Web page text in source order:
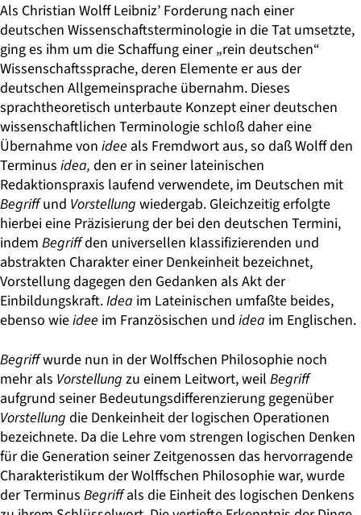
Als Christian Wolff Leibniz’ Forderung nach einer
deutschen Wissenschaftsterminologie in die Tat umsetzte,
ging es ihm um die Schaffung einer „rein deutschen“
Wissenschafts­sprache, deren Elemente er aus der
deutschen Allgemeinsprache übernahm. Dieses
sprachtheoretisch unterbaute Konzept einer deutschen
wissenschaftlichen Terminologie schloß daher eine
Übernahme von idee als Fremdwort aus, so daß Wolff den
Terminus idea, den er in seiner lateinischen
Redaktionspraxis laufend verwendete, im Deutschen mit
Begriffund Vorstellung wiedergab. Gleichzeitig erfolgte
hierbei eine Präzisierung der bei den deutschen Termini,
indem Begriffden universellen klassifizierenden und
abstrakten Cha­rakter einer Denkeinheit bezeichnet,
Vorstellung dagegen den Gedanken als Akt der
Einbildungskraft.Idea im Lateinischen umfaßte beides,
ebenso wieidee im Französischen und idea im Englischen.
Begriffwurde nun in der Wolffschen Philosophie noch
mehr als Vorstellung zu einem Leitwort, weil Begriff
aufgrund seiner Bedeutungsdifferenzierung gegenüber
Vorstellung die Denkeinheit der logischen Operationen
bezeichnete. Da die Lehre vom strengen logischen Denken
für die Generation seiner Zeitgenossen das hervorragende
Charakteristikum der Wolffschen Philosophie war, wurde
der Terminus Begriffals die Einheit des logischen Denkens